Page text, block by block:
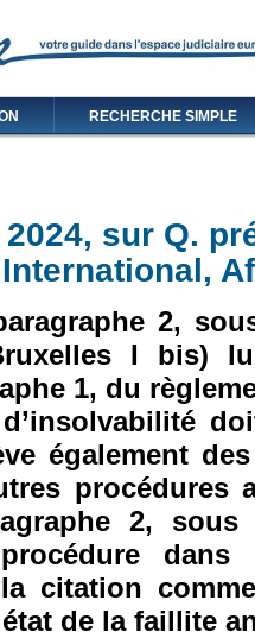
RECHERCHE SIMPLE
sur Q.
2,
I bis)
1, du
également
procédures
2,
citation
de la faillite